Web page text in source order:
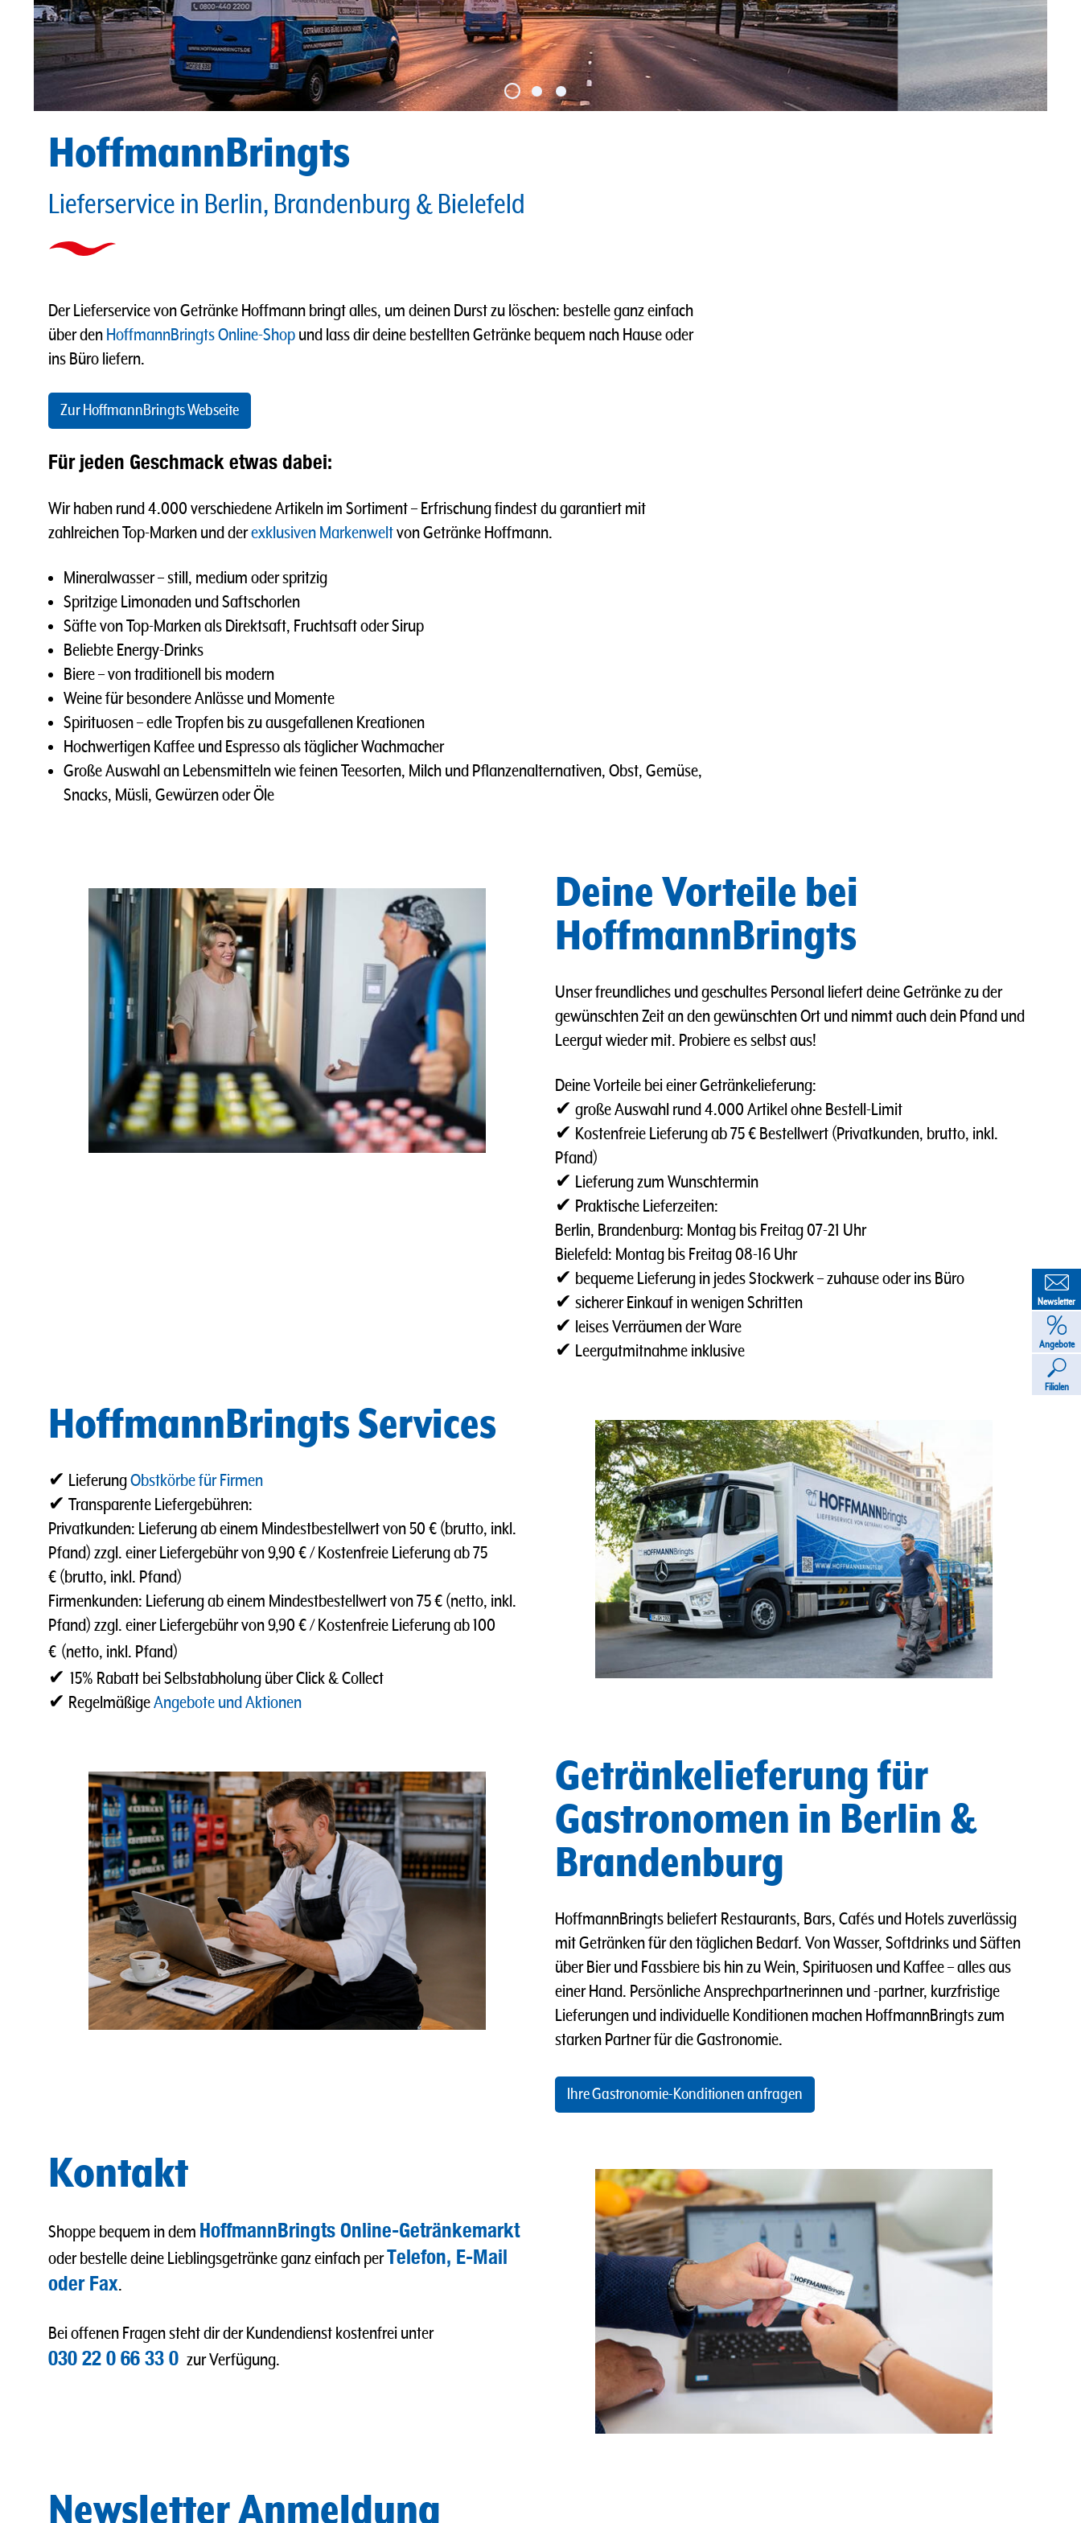
HoffmannBringts
Lieferservice in Berlin, Brandenburg & Bielefeld
Der Lieferservice von Getränke Hoffmann bringt alles, um deinen Durst zu löschen: bestelle ganz einfach
über den HoffmannBringts Online-Shop und lass dir deine bestellten Getränke bequem nach Hause oder
ins Büro liefern.
Zur HoffmannBringts Webseite
Für jeden Geschmack etwas dabei:
Wir haben rund 4.000 verschiedene Artikeln im Sortiment – Erfrischung findest du garantiert mit
zahlreichen Top-Marken und derexklusiven Markenweltvon Getränke Hoffmann.
Mineralwasser – still, medium oder spritzig
Spritzige Limonaden und Saftschorlen
Säfte von Top-Marken als Direktsaft, Fruchtsaft oder Sirup
Beliebte Energy-Drinks
Biere – von traditionell bis modern
Weine für besondere Anlässe und Momente
Spirituosen – edle Tropfen bis zu ausgefallenen Kreationen
Hochwertigen Kaffee und Espresso als täglicher Wachmacher
Große Auswahl an Lebensmitteln wie feinen Teesorten, Milch und Pflanzenalternativen, Obst, Gemüse,
Snacks, Müsli, Gewürzen oder Öle
Deine Vorteile bei
HoffmannBringts
Unser freundliches und geschultes Personal liefert deine Getränke zu der
gewünschten Zeit an den gewünschten Ort und nimmt auch dein Pfand und
Leergut wieder mit. Probiere es selbst aus!
Deine Vorteile bei einer Getränkelieferung:
✔ große Auswahl rund 4.000 Artikel ohne Bestell-Limit
✔ Kostenfreie Lieferung ab 75 € Bestellwert (Privatkunden, brutto, inkl.
Pfand)
✔ Lieferung zum Wunschtermin
✔ Praktische Lieferzeiten:
Berlin, Brandenburg: Montag bis Freitag 07-21 Uhr
Bielefeld: Montag bis Freitag 08-16 Uhr
✔ bequeme Lieferung in jedes Stockwerk – zuhause oder ins Büro
✔ sicherer Einkauf in wenigen Schritten
✔ leises Verräumen der Ware
✔ Leergutmitnahme inklusive
HoffmannBringts Services
✔ LieferungObstkörbe für Firmen
✔ Transparente Liefergebühren:
Privatkunden: Lieferung ab einem Mindestbestellwert von 50 € (brutto, inkl.
Pfand) zzgl. einer Liefergebühr von 9,90 € / Kostenfreie Lieferung ab 75
€ (brutto, inkl. Pfand)
Firmenkunden: Lieferung ab einem Mindestbestellwert von 75 € (netto, inkl.
Pfand) zzgl. einer Liefergebühr von 9,90 € / Kostenfreie Lieferung ab 100
€ (netto, inkl. Pfand)
✔ 15% Rabatt bei Selbstabholung über Click & Collect
✔ RegelmäßigeAngebote und Aktionen
Getränkelieferung für
Gastronomen in Berlin &
Brandenburg
HoffmannBringts beliefert Restaurants, Bars, Cafés und Hotels zuverlässig
mit Getränken für den täglichen Bedarf. Von Wasser, Softdrinks und Säften
über Bier und Fassbiere bis hin zu Wein, Spirituosen und Kaffee – alles aus
einer Hand. Persönliche Ansprechpartnerinnen und -partner, kurzfristige
Lieferungen und individuelle Konditionen machen HoffmannBringts zum
starken Partner für die Gastronomie.
Ihre Gastronomie-Konditionen anfragen
Kontakt
Shoppe bequem in dem HoffmannBringts Online-Getränkemarkt
oder bestelle deine Lieblingsgetränke ganz einfach perTelefon, E-Mail
oder Fax.
Bei offenen Fragen steht dir der Kundendienst kostenfrei unter
030 22 0 66 33 0 zur Verfügung.
Newsletter Anmeldung
Newsletter
Angebote
Filialen